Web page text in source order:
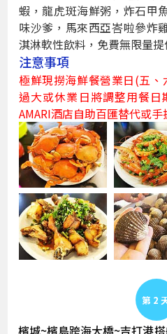
蝦，龍虎斑海鮮粥，炸石甲
味沙爹，馬來西亞峇啦參炸
淇淋軟性飲料，免費無限量提
注意事項
極鮮現撈海鮮餐營業日(五
過大或休業日將調整用餐
AMARI酒店自助百匯替代或
Day 2